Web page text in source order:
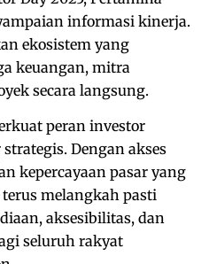
informasi kinerja.
ekosistem yang
keuangan, mitra
secara langsung.
peran investor
Dengan akses
kepercayaan pasar yang
melangkah pasti
aksesibilitas, dan
seluruh rakyat